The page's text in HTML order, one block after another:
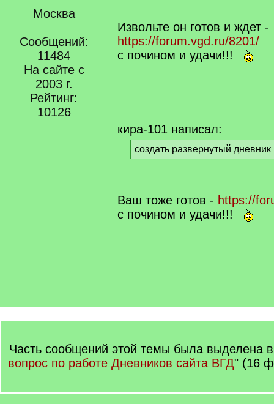
Москва
Сообщений:
11484
На сайте с
2003 г.
Рейтинг:
10126
Извольте он готов и ждет -
https://forum.vgd.ru/8201/
с почином и удачи!!!
кира-101 написал:
[
q
создать развернутый дневник
[
Ваш тоже готов - https://
с почином и удачи!!!
Часть сообщений этой темы была выделена
вопрос по работе Дневников сайта ВГД" (16